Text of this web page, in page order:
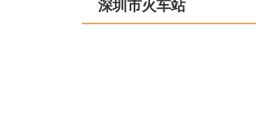
深圳市火车站